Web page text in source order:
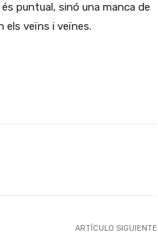
puntual, sinó una manca de
els veïns i veïnes.
ARTÍCULO SIGUIENTE